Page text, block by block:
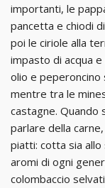
importanti, le
pancetta e chiodi
poi le ciriole alla
impasto di acqua
olio e peperoncino
mentre tra le
castagne. Quando
parlare della
piatti: cotta sia allo
aromi di ogni
colombaccio